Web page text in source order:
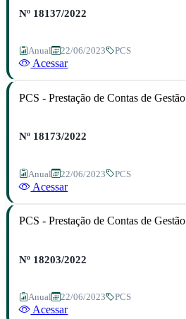
Nº 18137/2022
Anual 22/06/2023 PCS
Acessar
PCS - Prestação de Contas de Gestão
Nº 18173/2022
Anual 22/06/2023 PCS
Acessar
PCS - Prestação de Contas de Gestão
Nº 18203/2022
Anual 22/06/2023 PCS
Acessar